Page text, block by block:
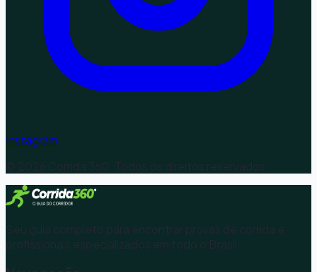
Instagram
© 2026 Corrida 360. Todos os direitos reservados.
Seu guia completo para encontrar provas de corrida e
profissionais especializados em todo o Brasil.